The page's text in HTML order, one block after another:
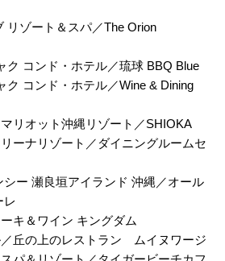
リゾート＆スパ／The Orion
ク コンド・ホテル／琉球 BBQ Blue
ク コンド・ホテル／Wine & Dining
リオット沖縄リゾート／SHIOKA
ーナリゾート／ダイニングルームセ
ー 瀬良垣アイランド 沖縄／オール
レ
キ＆ワイン キングダム
丘の上のレストラン ムイヌワージ